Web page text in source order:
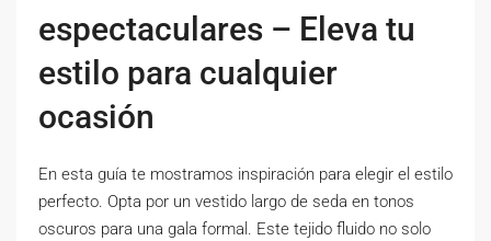
espectaculares – Eleva tu
estilo para cualquier
ocasión
En esta guía te mostramos inspiración para elegir el estilo
perfecto. Opta por un vestido largo de seda en tonos
oscuros para una gala formal. Este tejido fluido no solo